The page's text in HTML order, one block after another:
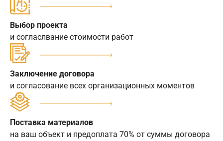
Выбор проекта
и согласлвание стоимости работ
Заключение договора
и согласование всех организационных моментов
Поставка материалов
на ваш объект и предоплата 70% от суммы договора